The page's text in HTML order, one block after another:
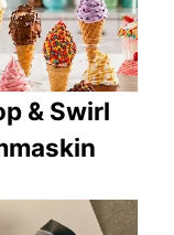
& Swirl